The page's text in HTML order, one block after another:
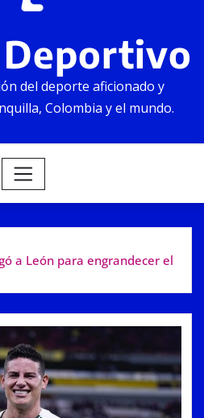
del deporte aficionado y
Colombia y el mundo.
a León para engrandecer el